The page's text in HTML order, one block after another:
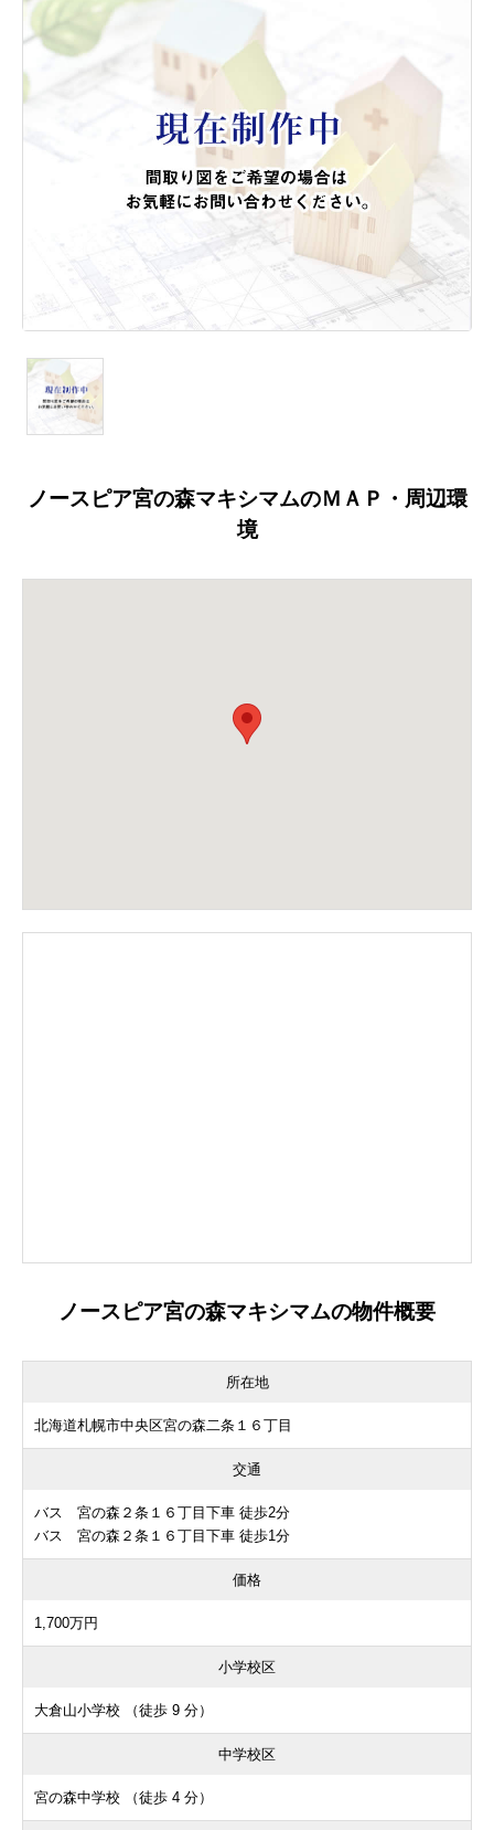
ノースピア宮の森マキシマムのＭＡＰ・周辺環
境
ノースピア宮の森マキシマムの物件概要
所在地
北海道札幌市中央区宮の森二条１６丁目
交通
バス 宮の森２条１６丁目下車 徒歩2分
バス 宮の森２条１６丁目下車 徒歩1分
価格
1,700万円
小学校区
大倉山小学校 （徒歩 9 分）
中学校区
宮の森中学校 （徒歩 4 分）